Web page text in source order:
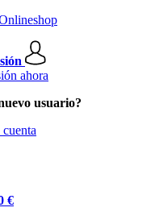
ahora
usuario?
€